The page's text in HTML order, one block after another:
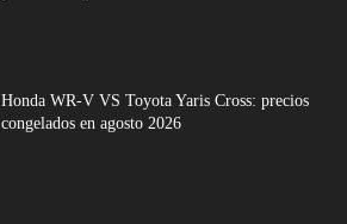
Honda WR-V VS Toyota Yaris Cross: precios
congelados en agosto 2026